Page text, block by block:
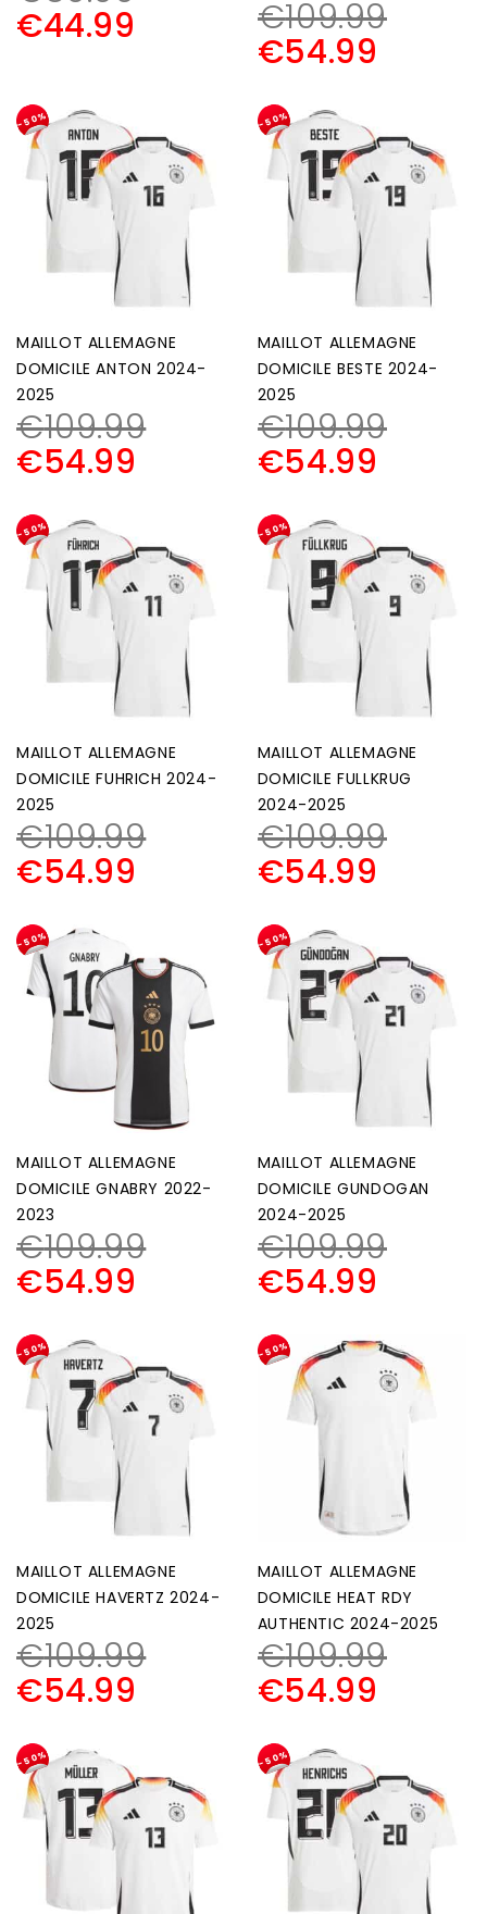
€44.99 €109.99
€54.99
-50%
MAILLOT ALLEMAGNE
DOMICILE ANTON 2024-
2025
€109.99
€54.99
-50%
MAILLOT ALLEMAGNE
DOMICILE BESTE 2024-
2025
€109.99
€54.99
-50%
MAILLOT ALLEMAGNE
DOMICILE FUHRICH 2024-
2025
€109.99
€54.99
-50%
MAILLOT ALLEMAGNE
DOMICILE FULLKRUG
2024-2025
€109.99
€54.99
-50%
MAILLOT ALLEMAGNE
DOMICILE GNABRY 2022-
2023
€109.99
€54.99
-50%
MAILLOT ALLEMAGNE
DOMICILE GUNDOGAN
2024-2025
€109.99
€54.99
-50%
MAILLOT ALLEMAGNE
DOMICILE HAVERTZ 2024-
2025
€109.99
€54.99
-50%
MAILLOT ALLEMAGNE
DOMICILE HEAT RDY
AUTHENTIC 2024-2025
€109.99
€54.99
-50% -50%